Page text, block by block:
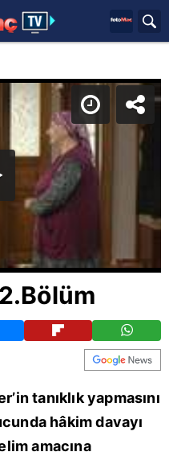
tanıklık yapmasını
hâkim davayı
amacına